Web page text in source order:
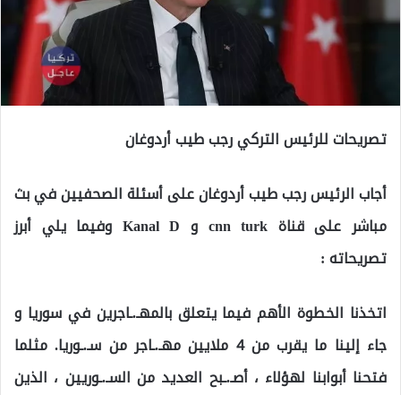
تصريحات للرئيس التركي رجب طيب أردوغان
أجاب الرئيس رجب طيب أردوغان على أسئلة الصحفيين في بث
مباشر على قناة cnn turk و Kanal D وفيما يلي أبرز
تصريحاته :
اتخذنا الخطوة الأهم فيما يتعلق بالمهـ.ـاجرين في سوريا و
جاء إلينا ما يقرب من 4 ملايين مهـ.ـاجر من سـ.ـوريا. مثلما
فتحنا أبوابنا لهؤلاء ، أصـ.ـبح العديد من السـ.ـوريين ، الذين